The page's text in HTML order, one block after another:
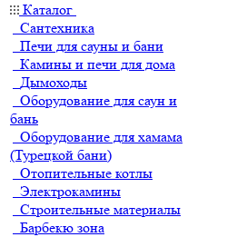
Каталог
Сантехника
Печи для сауны и бани
Камины и печи для дома
Дымоходы
Оборудование для саун и
бань
Оборудование для хамама
(Турецкой бани)
Отопительные котлы
Электрокамины
Строительные материалы
Барбекю зона